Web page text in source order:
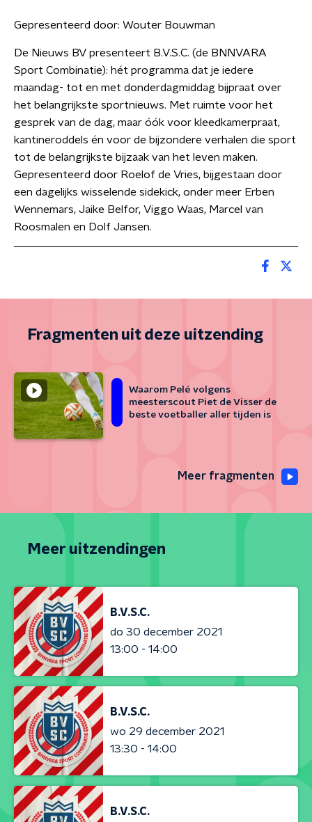
Gepresenteerd door: Wouter Bouwman
De Nieuws BV presenteert B.V.S.C. (de BNNVARA
Sport Combinatie): hét programma dat je iedere
maandag- tot en met donderdagmiddag bijpraat over
het belangrijkste sportnieuws. Met ruimte voor het
gesprek van de dag, maar óók voor kleedkamerpraat,
kantineroddels én voor de bijzondere verhalen die sport
tot de belangrijkste bijzaak van het leven maken.
Gepresenteerd door Roelof de Vries, bijgestaan door
een dagelijks wisselende sidekick, onder meer Erben
Wennemars, Jaike Belfor, Viggo Waas, Marcel van
Roosmalen en Dolf Jansen.
Fragmenten uit deze uitzending
Waarom Pelé volgens
meesterscout Piet de Visser de
beste voetballer aller tijden is
Meer fragmenten
Meer uitzendingen
B.V.S.C.
do 30 december 2021
13:00 - 14:00
B.V.S.C.
wo 29 december 2021
13:30 - 14:00
B.V.S.C.